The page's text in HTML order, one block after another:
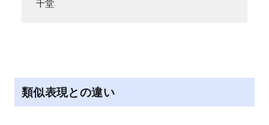
千堂
類似表現との違い